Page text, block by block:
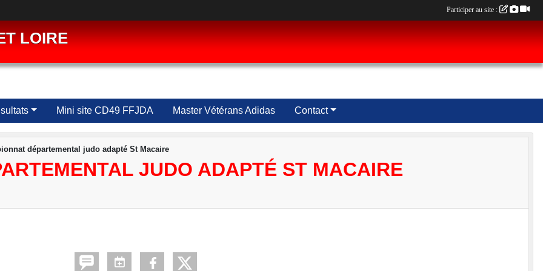
LOIRE
Mini site CD49 FFJDA Master Vétérans Adidas Contact
départemental judo adapté St Macaire
JUDO ADAPTÉ ST MACAIRE
Participer au site :